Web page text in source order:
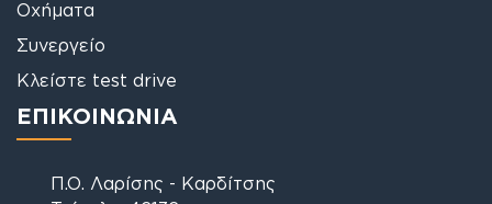
Κλείστε test drive
ΕΠΙΚΟΙΝΩΝΙΑ
Π.Ο. Λαρίσης - Καρδίτσης
Τρίκαλα, 42132
2431031372